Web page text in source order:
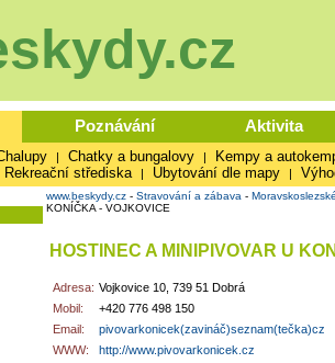
Poznávání Aktivita
| Chatky a bungalovy | Kempy a
Rekreační střediska | Ubytování dle mapy |
www.beskydy.cz - Stravování a zábava -
KONÍČKA - VOJKOVICE
HOSTINEC A MINIPIVOVAR U
Adresa: Vojkovice 10, 739 51 Dobrá
Mobil:
+420 776 498 150
Email:
pivovarkonicek(zavináč)seznam(tečka)cz
WWW:
http://www.pivovarkonicek.cz